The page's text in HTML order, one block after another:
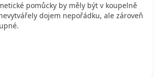
pomůcky by měly být v koupelně
dojem nepořádku, ale zároveň